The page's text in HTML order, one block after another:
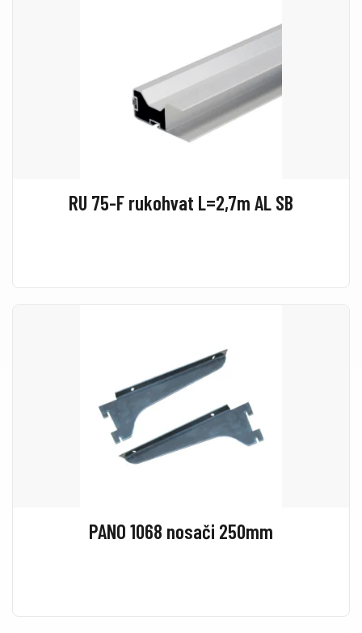
RU 75-F rukohvat L=2,7m AL SB
PANO 1068 nosači 250mm